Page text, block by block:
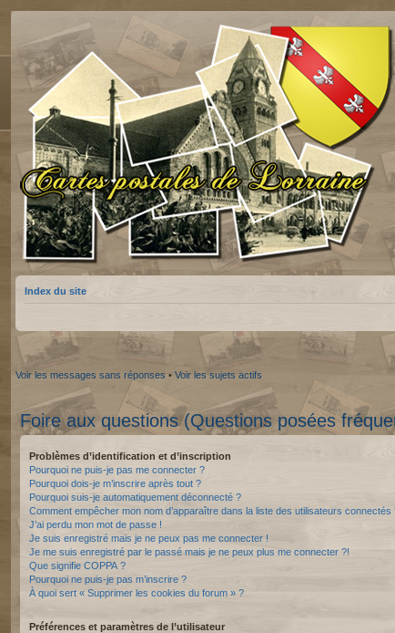
Index du site
Voir les messages sans réponses • Voir les sujets actifs
Foire aux questions (Questions posées
Problèmes d’identification et d’inscription
Pourquoi ne puis-je pas me connecter ?
Pourquoi dois-je m’inscrire après tout ?
Pourquoi suis-je automatiquement déconnecté ?
Comment empêcher mon nom d’apparaître dans la liste des utilisateurs connectés
J’ai perdu mon mot de passe !
Je suis enregistré mais je ne peux pas me connecter !
Je me suis enregistré par le passé mais je ne peux plus me connecter ?!
Que signifie COPPA ?
Pourquoi ne puis-je pas m’inscrire ?
À quoi sert « Supprimer les cookies du forum » ?
Préférences et paramètres de l’utilisateur